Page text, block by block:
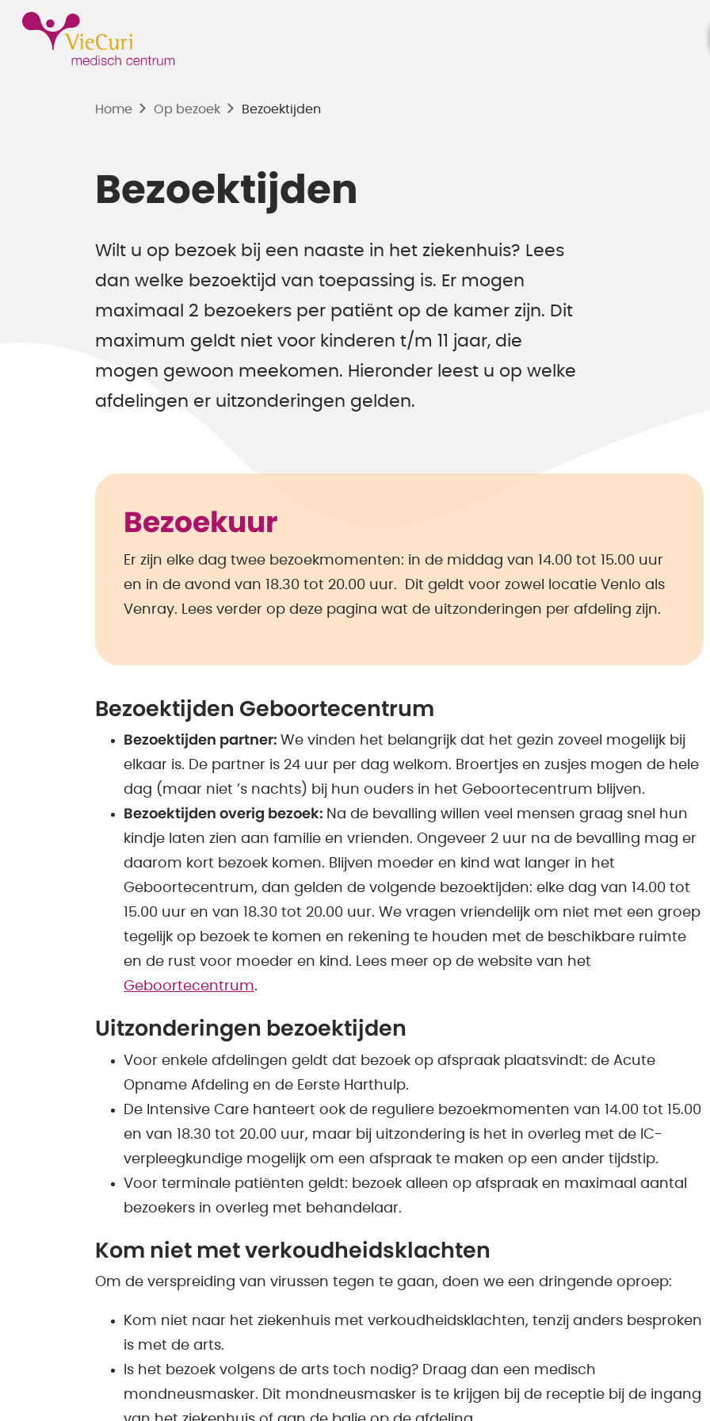
Home Op bezoek Bezoektijden
Bezoektijden
Wilt u op bezoek bij een naaste in het ziekenhuis? Lees
dan welke bezoektijd van toepassing is. Er mogen
maximaal 2 bezoekers per patiënt op de kamer zijn. Dit
maximum geldt niet voor kinderen t/m 11 jaar, die
mogen gewoon meekomen. Hieronder leest u op welke
afdelingen er uitzonderingen gelden.
Bezoekuur
Er zijn elke dag twee bezoekmomenten: in de middag van 14.00 tot 15.00 uur
en in de avond van 18.30 tot 20.00 uur. Dit geldt voor zowel locatie Venlo als
Venray. Lees verder op deze pagina wat de uitzonderingen per afdeling zijn.
Bezoektijden Geboortecentrum
Bezoektijden partner: We vinden het belangrijk dat het gezin zoveel mogelijk bij
elkaar is. De partner is 24 uur per dag welkom. Broertjes en zusjes mogen de hele
dag (maar niet ’s nachts) bij hun ouders in het Geboortecentrum blijven.
Bezoektijden overig bezoek: Na de bevalling willen veel mensen graag snel hun
kindje laten zien aan familie en vrienden. Ongeveer 2 uur na de bevalling mag er
daarom kort bezoek komen. Blijven moeder en kind wat langer in het
Geboortecentrum, dan gelden de volgende bezoektijden: elke dag van 14.00 tot
15.00 uur en van 18.30 tot 20.00 uur. We vragen vriendelijk om niet met een groep
tegelijk op bezoek te komen en rekening te houden met de beschikbare ruimte
en de rust voor moeder en kind. Lees meer op de website van het
Geboortecentrum.
Uitzonderingen bezoektijden
Voor enkele afdelingen geldt dat bezoek op afspraak plaatsvindt: de Acute
Opname Afdeling en de Eerste Harthulp.
De Intensive Care hanteert ook de reguliere bezoekmomenten van 14.00 tot 15.00
en van 18.30 tot 20.00 uur, maar bij uitzondering is het in overleg met de IC-
verpleegkundige mogelijk om een afspraak te maken op een ander tijdstip.
Voor terminale patiënten geldt: bezoek alleen op afspraak en maximaal aantal
bezoekers in overleg met behandelaar.
Kom niet met verkoudheidsklachten
Om de verspreiding van virussen tegen te gaan, doen we een dringende oproep:
Kom niet naar het ziekenhuis met verkoudheidsklachten, tenzij anders besproken
is met de arts.
Is het bezoek volgens de arts toch nodig? Draag dan een medisch
mondneusmasker. Dit mondneusmasker is te krijgen bij de receptie bij de ingang